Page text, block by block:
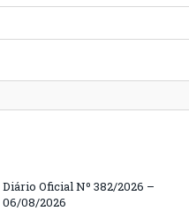
Diário Oficial Nº 382/2026 –
06/08/2026